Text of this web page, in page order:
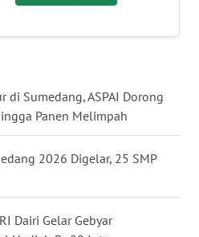
di Sumedang, ASPAI Dorong
Panen Melimpah
2026 Digelar, 25 SMP
Dairi Gelar Gebyar